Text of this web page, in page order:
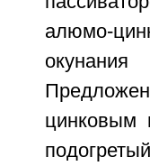
алюмо-
цинковым